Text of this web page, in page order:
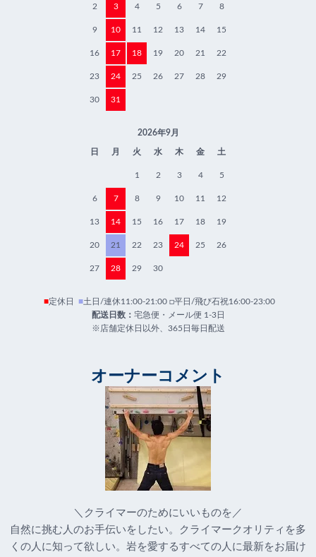
2 3 4 5 6 7 8
9 10 11 12 13 14 15
16 17 18 19 20 21 22
23 24 25 26 27 28 29
30 31
2026年9月
日 月 火 水 木 金 土
1 2 3 4 5
6 7 8 9 10 11 12
13 14 15 16 17 18 19
20 21 22 23 24 25 26
27 28 29 30
■定休日 ■土日/連休11:00-21:00 □平日/飛び石祝16:00-23:00
配送日数： 宅急便・メール便 1-3日
※店舗定休日以外、365日毎日配送
オーナーコメント
＼クライマーのためにいいものを／
自然に挑む人のお手伝いをしたい。クライマークオリティを多
くの人に知って欲しい。岩を愛するすべての人に最新をお届け